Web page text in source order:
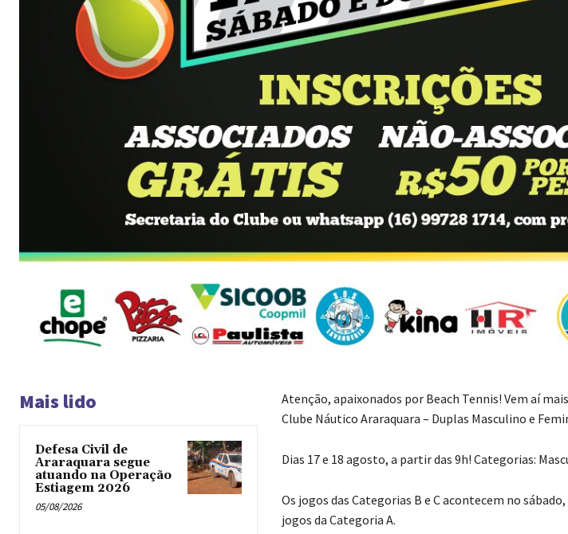
Mais lido
Defesa Civil de
Araraquara segue
atuando na Operação
Estiagem 2026
05/08/2026
Atenção, apaixonados por Beach Tennis! Vem aí
Clube Náutico Araraquara – Duplas Masculino e
Dias 17 e 18 agosto, a partir das 9h! Categorias:
Os jogos das Categorias B e C acontecem no
jogos da Categoria A.